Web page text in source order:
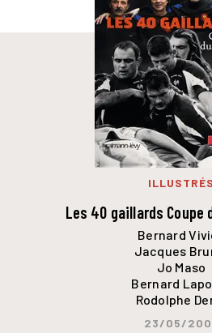
ILLUSTRÉS
Les 40 gaillards Coupe
Bernard
Jacques
Jo Maso
Bernard
Rodolphe
23/05/